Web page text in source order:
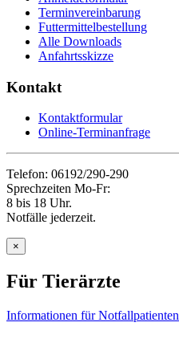
Terminvereinbarung
Futtermittelbestellung
Alle Downloads
Anfahrtsskizze
Kontakt
Kontaktformular
Online-Terminanfrage
Telefon: 06192/290-290
Sprechzeiten Mo-Fr:
8 bis 18 Uhr.
Notfälle jederzeit.
×
Für Tierärzte
Informationen für Notfallpatienten